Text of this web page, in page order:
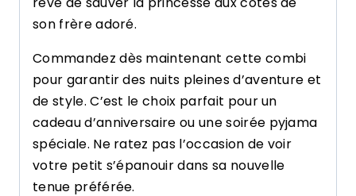
son frère adoré.
Commandez dès maintenant cette combi
pour garantir des nuits pleines d’aventure et
de style. C’est le choix parfait pour un
cadeau d’anniversaire ou une soirée pyjama
spéciale. Ne ratez pas l’occasion de voir
votre petit s’épanouir dans sa nouvelle
tenue préférée.